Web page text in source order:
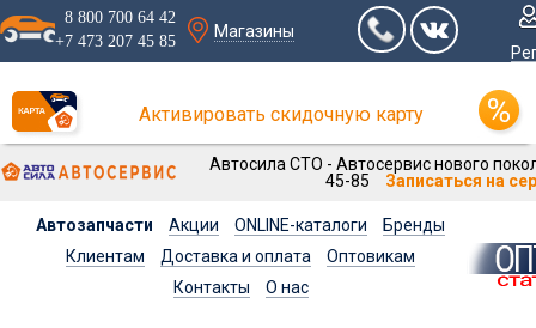
8 800 700 64 42
+7 473 207 45 85
Магазины
Активировать скидочную карту
Автосила СТО - Автосервис нового
45-85
Записаться на
Автозапчасти Акции ONLINE-каталоги
Бренды
Клиентам
Доставка и оплата
Оптовикам
Контакты
О нас